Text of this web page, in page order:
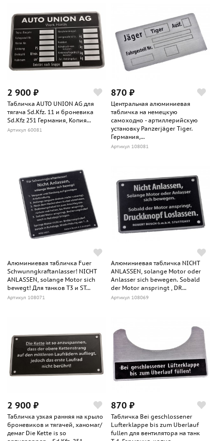
2 900 ₽
Табличка AUTO UNION AG для
тягача Sd.Kfz. 11 и броневика
Sd.Kfz 251 Германия, Копия...
Артикул 60081
870 ₽
Центральная алюминиевая
табличка на немецкую
самоходно - артиллерийскую
установку Panzerjäger Tiger.
Германия,...
Артикул 108081
Алюминиевая табличка Fuer
Schwunngkraftanlasser! NICHT
ANLASSEN, solange Motor sich
bewegt! Для танков Т3 и ST...
Артикул 108071
Алюминиевая табличка NICHT
ANLASSEN, solange Motor oder
Anlasser sich bewegen. Sobald
der Motor anspringt , DR...
Артикул 108069
2 900 ₽
Табличка узкая ранняя на крыло
броневиков и тягачей, ханомаг/
демаг Die Kette is so
870 ₽
Табличка Bei geschlossener
Lufterklappe bis zum Uberlauf
fullen для вентилятора на танк